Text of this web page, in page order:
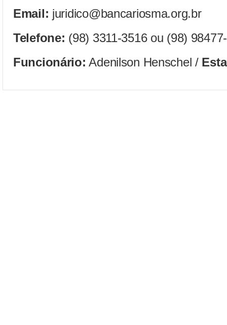
Email: juridico@bancariosma.org.br
Telefone: (98) 3311-3516 ou (98)
Funcionário: Adenilson Henschel /